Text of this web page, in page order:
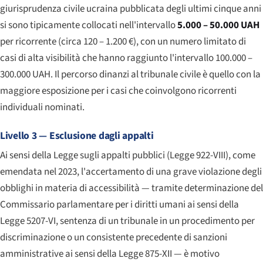
giurisprudenza civile ucraina pubblicata degli ultimi cinque anni
si sono tipicamente collocati nell'intervallo5.000 – 50.000 UAH
per ricorrente (circa 120 – 1.200 €), con un numero limitato di
casi di alta visibilità che hanno raggiunto l'intervallo 100.000 –
300.000 UAH. Il percorso dinanzi al tribunale civile è quello con la
maggiore esposizione per i casi che coinvolgono ricorrenti
individuali nominati.
Livello 3 — Esclusione dagli appalti
Ai sensi della Legge sugli appalti pubblici (Legge 922-VIII), come
emendata nel 2023, l'accertamento di una grave violazione degli
obblighi in materia di accessibilità — tramite determinazione del
Commissario parlamentare per i diritti umani ai sensi della
Legge 5207-VI, sentenza di un tribunale in un procedimento per
discriminazione o un consistente precedente di sanzioni
amministrative ai sensi della Legge 875-XII — è motivo